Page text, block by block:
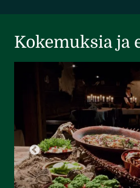
Kokemuksia ja